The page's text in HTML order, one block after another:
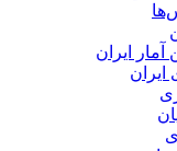
ایران